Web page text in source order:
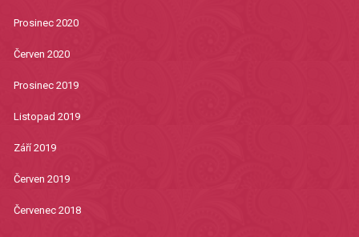
Prosinec 2020
Červen 2020
Prosinec 2019
Listopad 2019
Září 2019
Červen 2019
Červenec 2018